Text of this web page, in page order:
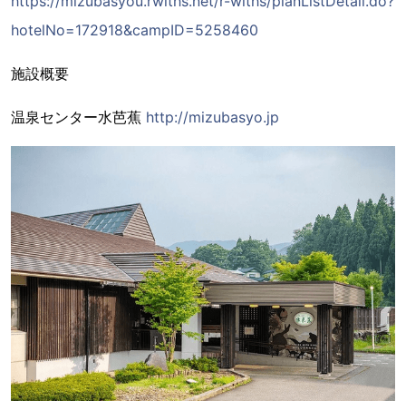
hotelNo=172918&campID=5258460
施設概要
温泉センター水芭蕉 http://mizubasyo.jp